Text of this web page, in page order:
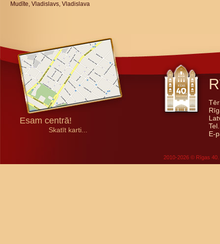
Mudīte, Vladislavs, Vladislava
Esam centrā!
Skatīt karti...
E-
2010-2026 © Rīgas